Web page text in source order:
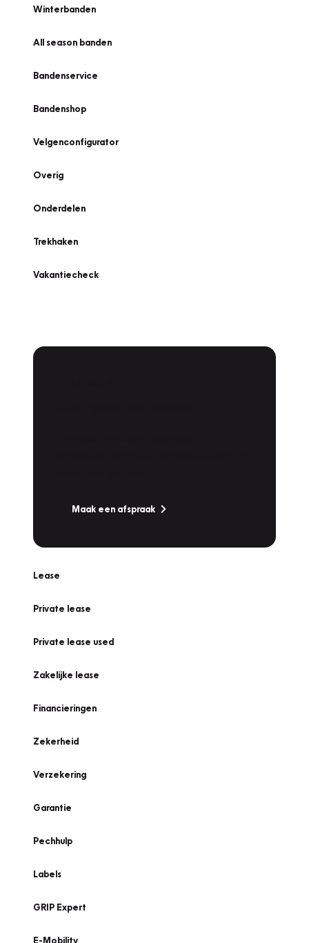
Winterbanden
All season banden
Bandenservice
Bandenshop
Velgenconfigurator
Overig
Onderdelen
Trekhaken
Vakantiecheck
Maak een afspraak
Lease
Private lease
Private lease used
Zakelijke lease
Financieringen
Zekerheid
Verzekering
Garantie
Pechhulp
Labels
GRIP Expert
E-Mobility